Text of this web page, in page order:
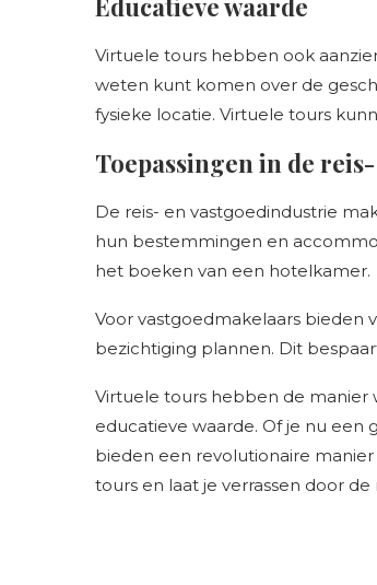
Educatieve waarde
Virtuele tours hebben ook
weten kunt komen over de
fysieke locatie. Virtuele tours
Toepassingen in de
De reis- en vastgoedindustrie
hun bestemmingen en
het boeken van een hotelkamer.
Voor vastgoedmakelaars
bezichtiging plannen. Dit
Virtuele tours hebben de manier
educatieve waarde. Of je nu
bieden een revolutionaire
tours en laat je verrassen door